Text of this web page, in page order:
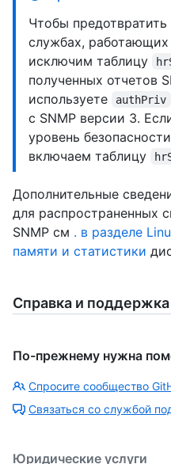
Чтобы
службах,
исключим таблицу
полученных отчетов
используете
authPriv
с SNMP версии 3.
уровень безопасности
включаем таблицу
Дополнительные
для распространенных
SNMP см . в разделе
памяти и статистики
Справка и поддержка
По-прежнему нужна
Спросите сообщество
Связаться со службой
Юридические услуги